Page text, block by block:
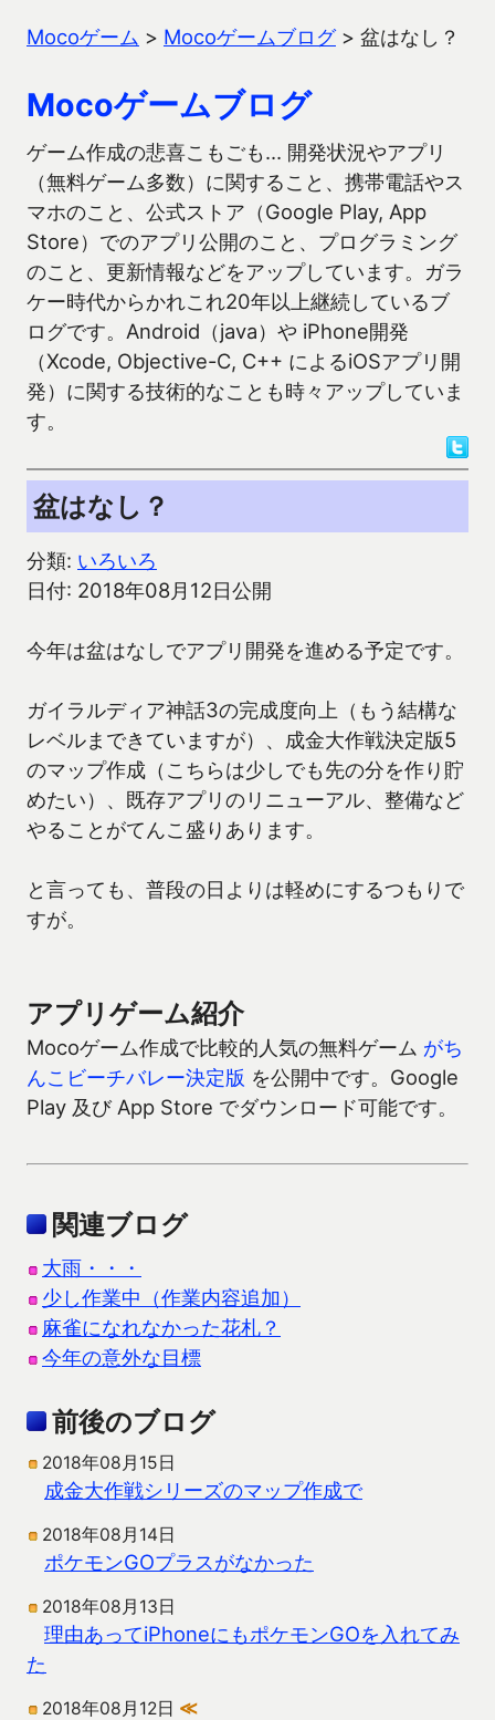
Mocoゲーム > Mocoゲームブログ> 盆はなし？
Mocoゲームブログ
ゲーム作成の悲喜こもごも… 開発状況やアプリ
（無料ゲーム多数）に関すること、携帯電話やス
マホのこと、公式ストア（Google Play, App
Store）でのアプリ公開のこと、プログラミング
のこと、更新情報などをアップしています。ガラ
ケー時代からかれこれ20年以上継続しているブ
ログです。Android（java）や iPhone開発
（Xcode, Objective-C, C++ によるiOSアプリ開
発）に関する技術的なことも時々アップしていま
す。
盆はなし？
分類: いろいろ
日付: 2018年08月12日公開
今年は盆はなしでアプリ開発を進める予定です。
ガイラルディア神話3の完成度向上（もう結構な
レベルまできていますが）、成金大作戦決定版5
のマップ作成（こちらは少しでも先の分を作り貯
めたい）、既存アプリのリニューアル、整備など
やることがてんこ盛りあります。
と言っても、普段の日よりは軽めにするつもりで
すが。
アプリゲーム紹介
Mocoゲーム作成で比較的人気の無料ゲーム がち
んこビーチバレー決定版 を公開中です。Google
Play 及び App Store でダウンロード可能です。
関連ブログ
大雨・・・
少し作業中（作業内容追加）
麻雀になれなかった花札？
今年の意外な目標
前後のブログ
2018年08月15日
成金大作戦シリーズのマップ作成で
2018年08月14日
ポケモンGOプラスがなかった
2018年08月13日
理由あってiPhoneにもポケモンGOを入れてみ
た
2018年08月12日 ≪